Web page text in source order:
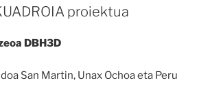
proiektua
DBH3D
San Martin, Unax Ochoa eta Peru